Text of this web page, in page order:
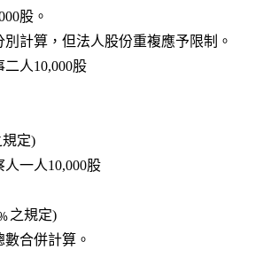
股。
數分別計算，但法人股份重複應予限制。
事二人10,000股
之規定)
監察人一人10,000股
3﹪之規定)
總數合併計算。